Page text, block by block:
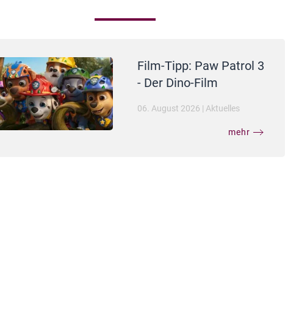
Film-Tipp: Paw Patrol 3
- Der Dino-Film
06. August 2026 | Aktuelles
mehr